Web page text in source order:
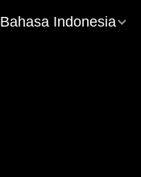
Bahasa Indonesia